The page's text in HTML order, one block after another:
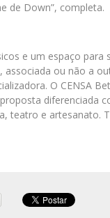
de Down”, completa.
e um espaço para
associada ou não a
O CENSA
diferenciada
teatro e artesanato.